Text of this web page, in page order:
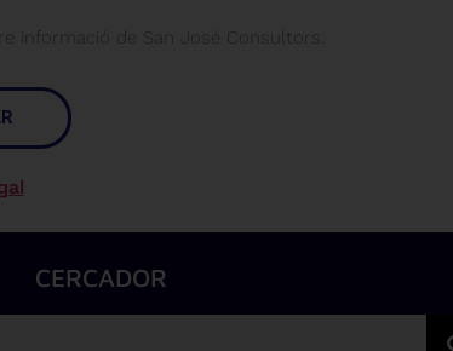
informació de San José Consultors.
CERCADOR